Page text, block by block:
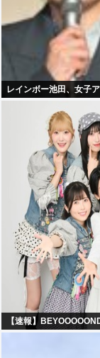
レインボー池田、女子
【速報】